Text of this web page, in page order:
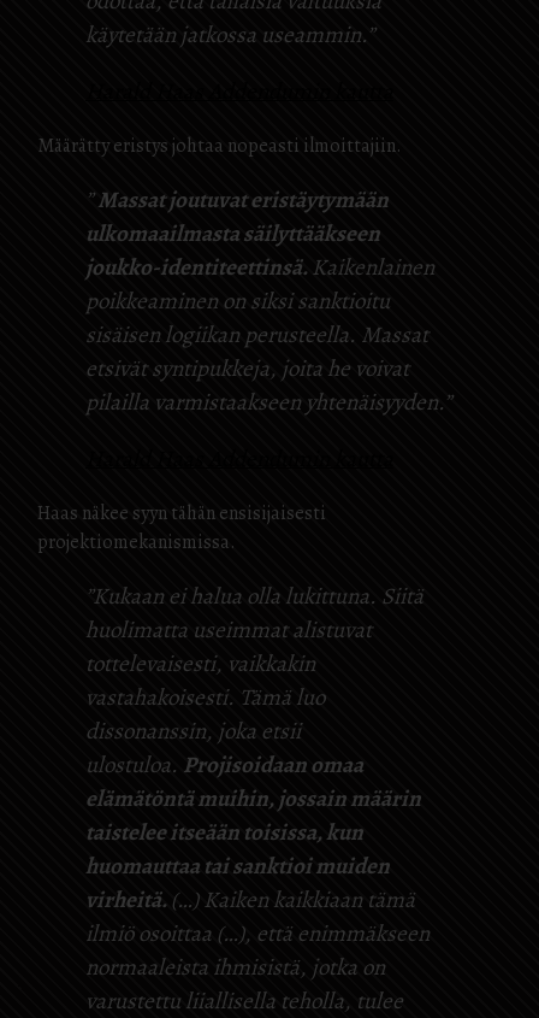
käytetään jatkossa useammin.”
Määrätty eristys johtaa nopeasti ilmoittajiin.
”Massat joutuvat eristäytymään
ulkomaailmasta säilyttääkseen
joukko-identiteettinsä.Kaikenlainen
poikkeaminen on siksi sanktioitu
sisäisen logiikan perusteella. Massat
etsivät syntipukkeja, joita he voivat
pilailla varmistaakseen yhtenäisyyden.”
Haas näkee syyn tähän ensisijaisesti
projektiomekanismissa.
”Kukaan ei halua olla lukittuna. Siitä
huolimatta useimmat alistuvat
tottelevaisesti, vaikkakin
vastahakoisesti. Tämä luo
dissonanssin, joka etsii
ulostuloa. Projisoidaan omaa
elämätöntä muihin, jossain määrin
taistelee itseään toisissa, kun
huomauttaa tai sanktioi muiden
virheitä. (…) Kaiken kaikkiaan tämä
ilmiö osoittaa (…), että enimmäkseen
normaaleista ihmisistä, jotka on
varustettu liiallisella teholla, tulee